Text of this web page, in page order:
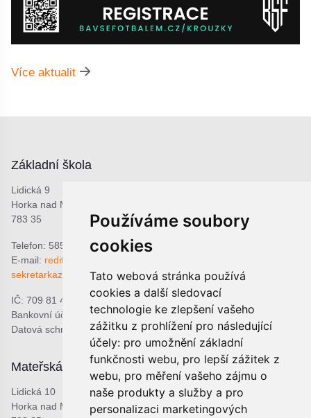
Používáme soubory
cookies
Tato webová stránka používá
cookies a další sledovací
technologie ke zlepšení vašeho
zážitku z prohlížení pro následující
účely: pro umožnění základní
funkčnosti webu, pro lepší zážitek z
webu, pro měření vašeho zájmu o
naše produkty a služby a pro
personalizaci marketingových
Více aktualit
Základní škola
Lidická 9
Horka nad Moravou
783 35
Telefon: 585 378 047
E-mail: reditel@zshorka.cz
sekretarkazshorka@seznam.cz
IČ: 709 81 493
Bankovní účet: 1809609309/0800
Datová schránka: bjema48
Mateřská škola
Lidická 10
Horka nad Moravou
Školní jídelna
Lidická 9
Horka nad Moravou